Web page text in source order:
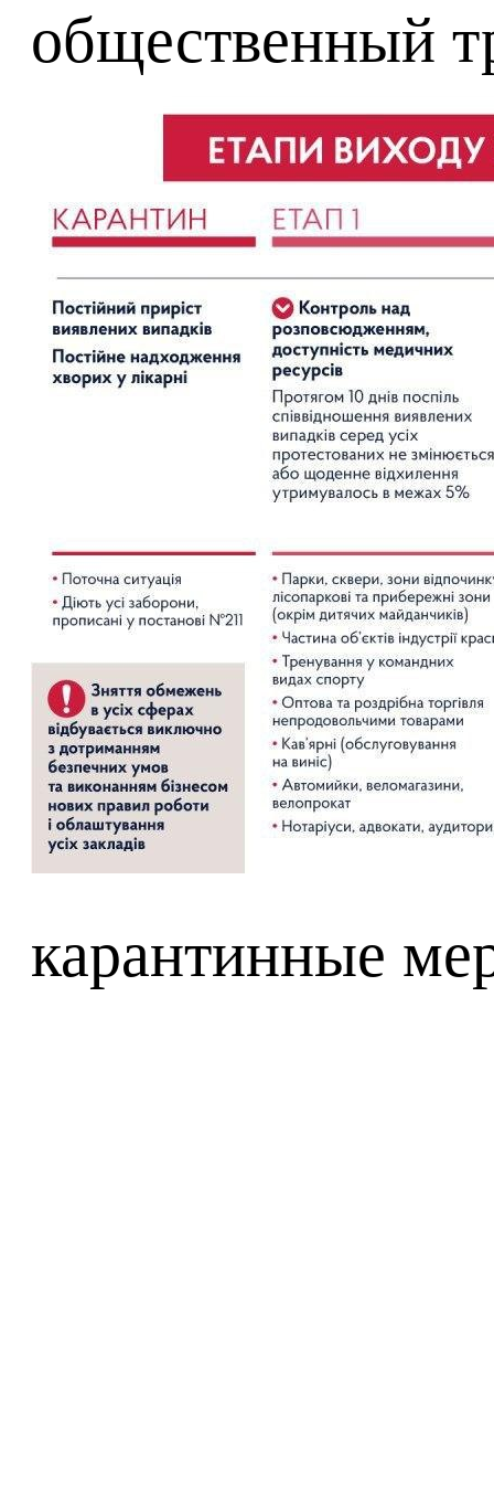
общественный
карантинные